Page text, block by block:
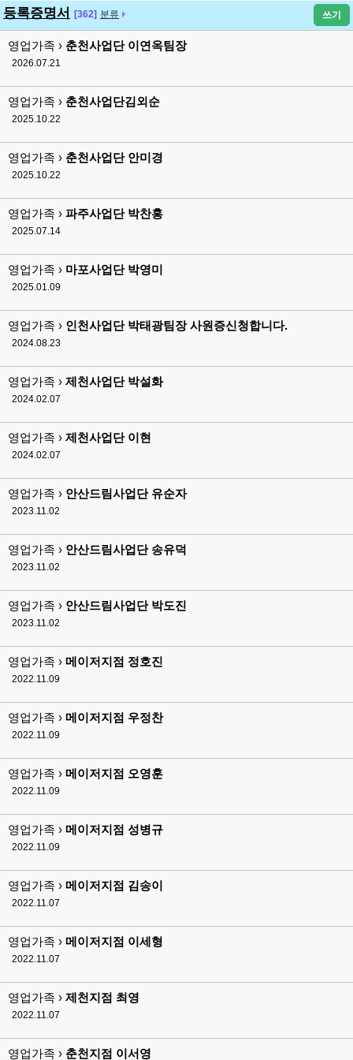
등록증명서 [362] 분류 쓰기
영업가족 › 춘천사업단 이연옥팀장
2026.07.21
영업가족 › 춘천사업단김외순
2025.10.22
영업가족 › 춘천사업단 안미경
2025.10.22
영업가족 › 파주사업단 박찬홍
2025.07.14
영업가족 › 마포사업단 박영미
2025.01.09
영업가족 › 인천사업단 박태광팀장 사원증신청합니다.
2024.08.23
영업가족 › 제천사업단 박설화
2024.02.07
영업가족 › 제천사업단 이현
2024.02.07
영업가족 › 안산드림사업단 유순자
2023.11.02
영업가족 › 안산드림사업단 송유덕
2023.11.02
영업가족 › 안산드림사업단 박도진
2023.11.02
영업가족 › 메이저지점 정호진
2022.11.09
영업가족 › 메이저지점 우정찬
2022.11.09
영업가족 › 메이저지점 오영훈
2022.11.09
영업가족 › 메이저지점 성병규
2022.11.09
영업가족 › 메이저지점 김송이
2022.11.07
영업가족 › 메이저지점 이세형
2022.11.07
영업가족 › 제천지점 최영
2022.11.07
영업가족 › 춘천지점 이서영